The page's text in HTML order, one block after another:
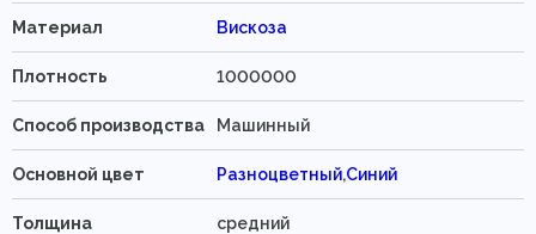
Материал Вискоза
Плотность 1000000
Способ производства Машинный
Основной цвет Разноцветный,Синий
Толщина средний